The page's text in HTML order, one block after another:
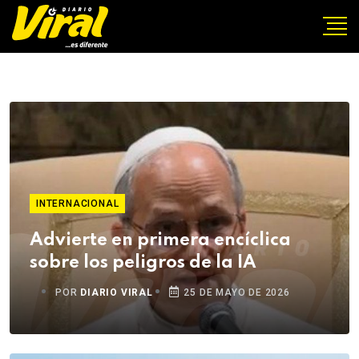
INTERNACIONAL
Advierte en primera encíclica
sobre los peligros de la IA
POR DIARIO VIRAL 25 DE MAYO DE 2026